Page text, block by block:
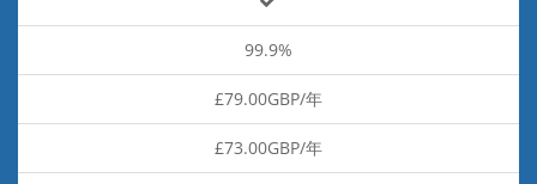
99.9%
£79.00GBP/年
£73.00GBP/年